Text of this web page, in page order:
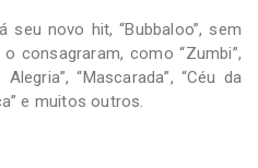
seu novo hit, “Bubbaloo”, sem
consagraram, como “Zumbi”,
“Mascarada”, “Céu da
e muitos outros.